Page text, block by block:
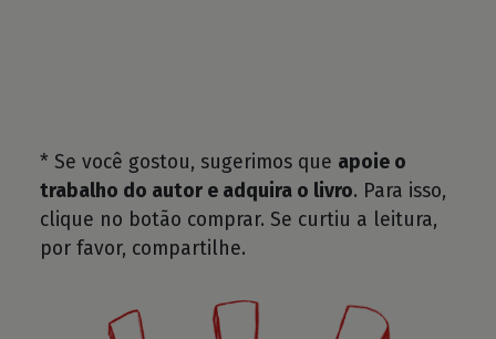
* Se você gostou, sugerimos que apoie o
trabalho do autor e adquira o livro. Para isso,
clique no botão comprar. Se curtiu a leitura,
por favor, compartilhe.